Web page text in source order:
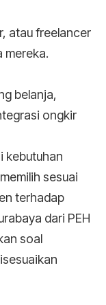
atau freelancer
mereka.
belanja,
ongkir
kebutuhan
sesuai
terhadap
dari PEH
soal